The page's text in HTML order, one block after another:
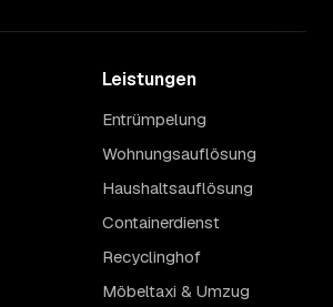
Leistungen
Entrümpelung
Wohnungsauflösung
Haushaltsauflösung
Containerdienst
Recyclinghof
Möbeltaxi & Umzug